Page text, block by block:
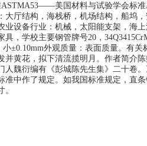
美国材料与试验学会标
厅结构，海栈桥，机场结构，船坞
业设备行业：机械，太阳能支架，海
，学校主要钢管牌号20，
小±0.10mm外观质量：表面质量。
并黄花，拟下清流揽明月。作者简介
人魏衍编有《彭城陈先生集》二十卷
中作了规定。如我国标准规定，直